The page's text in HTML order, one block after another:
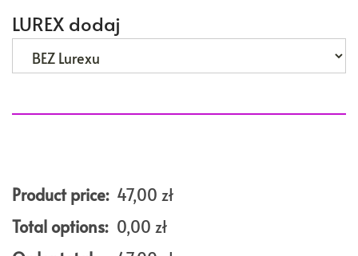
LUREX dodaj
Product price: 47,00 zł
Total options: 0,00 zł